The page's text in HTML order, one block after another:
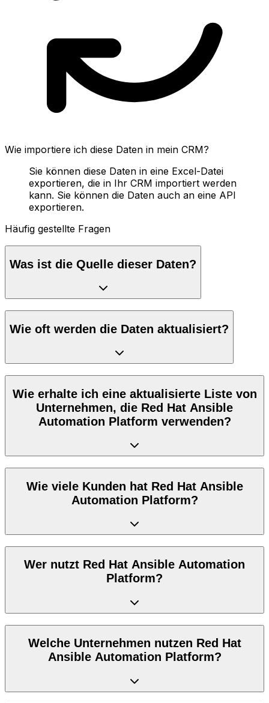
Wie importiere ich diese Daten in mein CRM?
Sie können diese Daten in eine Excel-Datei
exportieren, die in Ihr CRM importiert werden
kann. Sie können die Daten auch an eine API
exportieren.
Häufig gestellte Fragen
Was ist die Quelle dieser Daten?
Wie oft werden die Daten aktualisiert?
Wie erhalte ich eine aktualisierte Liste von
Unternehmen, die Red Hat Ansible
Automation Platform verwenden?
Wie viele Kunden hat Red Hat Ansible
Automation Platform?
Wer nutzt Red Hat Ansible Automation
Platform?
Welche Unternehmen nutzen Red Hat
Ansible Automation Platform?